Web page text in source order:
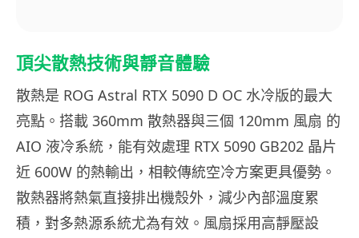
頂尖散熱技術與靜音體驗
散熱是 ROG Astral RTX 5090 D OC 水冷版的最大
亮點。搭載 360mm 散熱器與三個 120mm 風扇 的
AIO 液冷系統，能有效處理 RTX 5090 GB202 晶片
近 600W 的熱輸出，相較傳統空冷方案更具優勢。
散熱器將熱氣直接排出機殼外，減少內部溫度累
積，對多熱源系統尤為有效。風扇採用高靜壓設